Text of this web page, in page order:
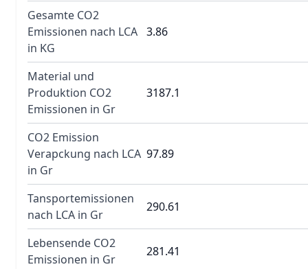
Gesamte CO2
Emissionen nach LCA
in KG
3.86
Material und
Produktion CO2
Emissionen in Gr
3187.1
CO2 Emission
Verapckung nach LCA
in Gr
97.89
Tansportemissionen
nach LCA in Gr
290.61
Lebensende CO2
Emissionen in Gr
281.41